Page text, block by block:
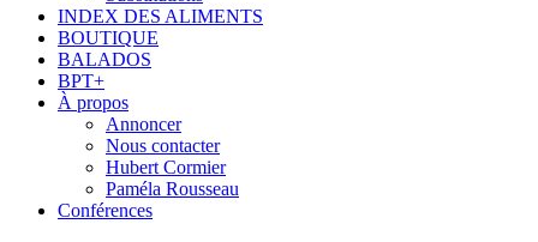
INDEX DES ALIMENTS
BOUTIQUE
BALADOS
BPT+
À propos
Annoncer
Nous contacter
Hubert Cormier
Paméla Rousseau
Conférences